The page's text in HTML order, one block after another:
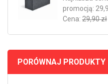
promocją:
Cena: 29,90 zł
PORÓWNAJ PRODUKTY